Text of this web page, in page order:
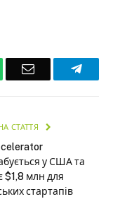
Email
СТАТТЯ
у США та
$1,8 млн для
стартапів